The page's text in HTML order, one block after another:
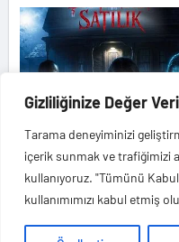
Gizliliğinize Değer
Tarama deneyiminizi
içerik sunmak ve trafiğimizi
kullanıyoruz. "Tümünü
kullanımımızı kabul etmiş
Veri politikasındaki amaçlarla